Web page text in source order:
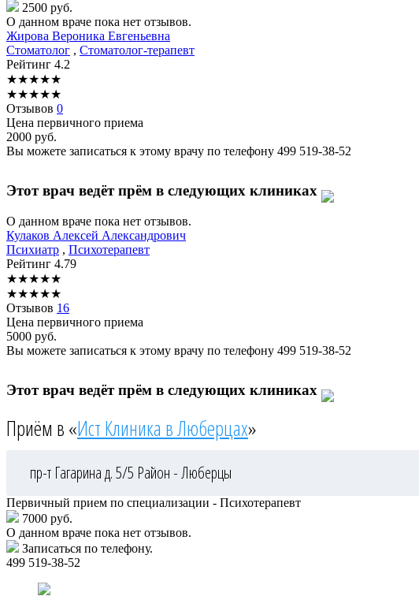
2500 руб.
О данном враче пока нет отзывов.
Жирова Вероника Евгеньевна
Стоматолог , Стоматолог-терапевт
Рейтинг 4.2
★★★★★
★★★★★
Отзывов 0
Цена первичного приема
2000 руб.
Вы можете записаться к этому врачу по телефону 499 519-38-52
Этот врач ведёт прём в следующих клиниках
О данном враче пока нет отзывов.
Кулаков Алексей Александрович
Психиатр , Психотерапевт
Рейтинг 4.79
★★★★★
★★★★★
Отзывов 16
Цена первичного приема
5000 руб.
Вы можете записаться к этому врачу по телефону 499 519-38-52
Этот врач ведёт прём в следующих клиниках
Приём в «Ист Клиника в Люберцах»
пр-т Гагарина д. 5/5 Район - Люберцы
Первичный прием по специализации - Психотерапевт
7000 руб.
О данном враче пока нет отзывов.
Записаться по телефону.
499 519-38-52